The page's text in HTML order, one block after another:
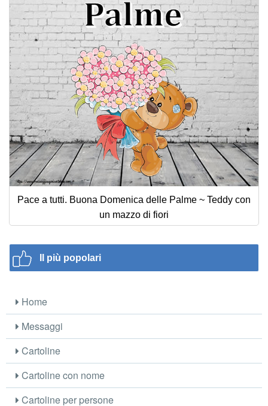
Pace a tutti. Buona Domenica delle Palme ~ Teddy con
un mazzo di fiori
Il più popolari
Home
Messaggi
Cartoline
Cartoline con nome
Cartoline per persone